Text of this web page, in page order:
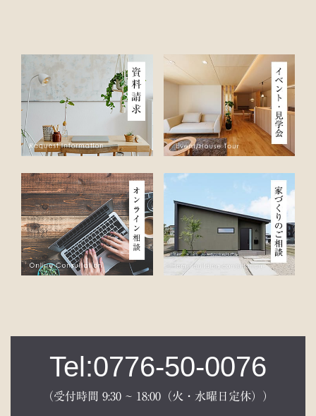
Tel:0776-50-0076
（受付時間 9:30 ~ 18:00（火・水曜日定休））